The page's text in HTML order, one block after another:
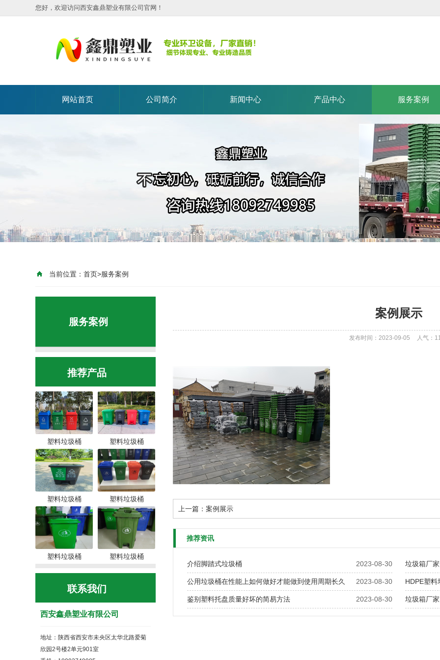
您好，欢迎访问西安鑫鼎塑业有限公司官网！
网站首页 公司简介 新闻中心 产品中心 服务案例
当前位置： 首页>服务案例
服务案例
推荐产品
塑料垃圾桶 塑料垃圾桶
塑料垃圾桶 塑料垃圾桶
塑料垃圾桶 塑料垃圾桶
联系我们
西安鑫鼎塑业有限公司
地址：陕西省西安市未央区太华北路爱菊
欣园2号楼2单元901室
案例展示
发布时间：2023-09-05 人气：
上一篇： 案例展示
推荐资讯
2023-08-30
介绍脚踏式垃圾桶 垃圾箱厂
2023-08-30
公用垃圾桶在性能上如何做好才能做到使用周期长久 HDPE塑
2023-08-30
鉴别塑料托盘质量好坏的简易方法 垃圾箱厂